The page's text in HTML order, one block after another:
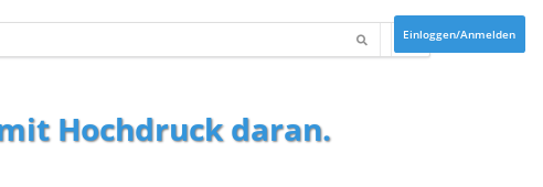
Einloggen/Anmelden
Hochdruck daran.